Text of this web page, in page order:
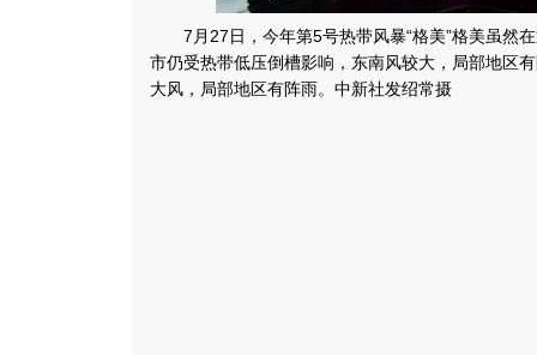
7月27日，今年第5号热带风暴“格美”格美虽然
市仍受热带低压倒槽影响，东南风较大，局部地区
大风，局部地区有阵雨。中新社发绍常摄